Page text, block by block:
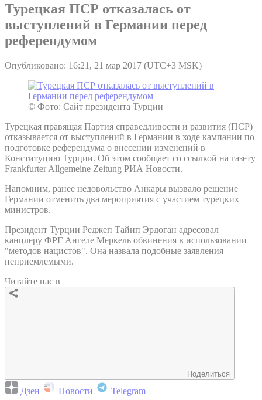
Турецкая ПСР отказалась от
выступлений в Германии перед
референдумом
Опубликовано: 16:21, 21 мар 2017 (UTC+3 MSK)
© Фото: Сайт президента Турции
Турецкая правящая Партия справедливости и развития (ПСР)
отказывается от выступлений в Германии в ходе кампании по
подготовке референдума о внесении изменений в
Конституцию Турции. Об этом сообщает со ссылкой на газету
Frankfurter Allgemeine Zeitung РИА Новости.
Напомним, ранее недовольство Анкары вызвало решение
Германии отменить два мероприятия с участием турецких
министров.
Президент Турции Реджеп Тайип Эрдоган адресовал
канцлеру ФРГ Ангеле Меркель обвинения в использовании
"методов нацистов". Она назвала подобные заявления
неприемлемыми.
Читайте нас в
Поделиться
Дзен Новости Telegram